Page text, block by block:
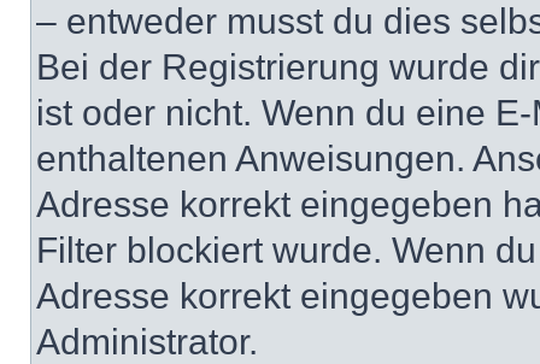
– entweder musst du dies
Bei der Registrierung wurde
ist oder nicht. Wenn du eine
enthaltenen Anweisungen.
Adresse korrekt eingegeben
Filter blockiert wurde. Wenn
Adresse korrekt eingegeben
Administrator.